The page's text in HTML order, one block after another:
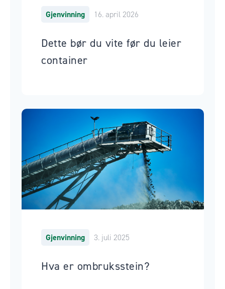
Gjenvinning 16. april 2026
Dette bør du vite før du leier
container
Gjenvinning 3. juli 2025
Hva er ombruksstein?